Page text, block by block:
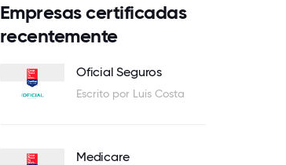
Empresas certificadas
recentemente
Oficial Seguros
Escrito por Luis Costa
Medicare